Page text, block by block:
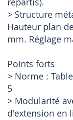
> Structure
Hauteur plan
mm. Réglage
Points forts
> Norme :
5
> Modularité
d'extension en